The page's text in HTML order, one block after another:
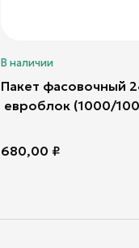
В наличии
Пакет фасовочный
евроблок (1000/
680,00 ₽